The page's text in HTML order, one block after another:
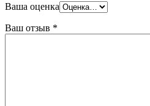
Ваша оценка
Ваш отзыв *